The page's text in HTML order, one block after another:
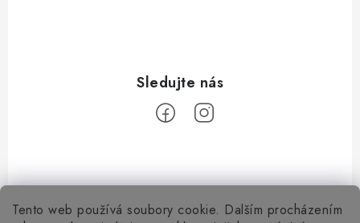
Tento web používá soubory cookie. Dalším procházením